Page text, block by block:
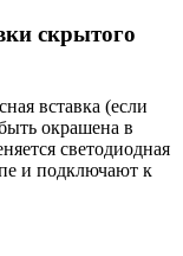
скрытого
вставка (если
окрашена в
светодиодная
и подключают к